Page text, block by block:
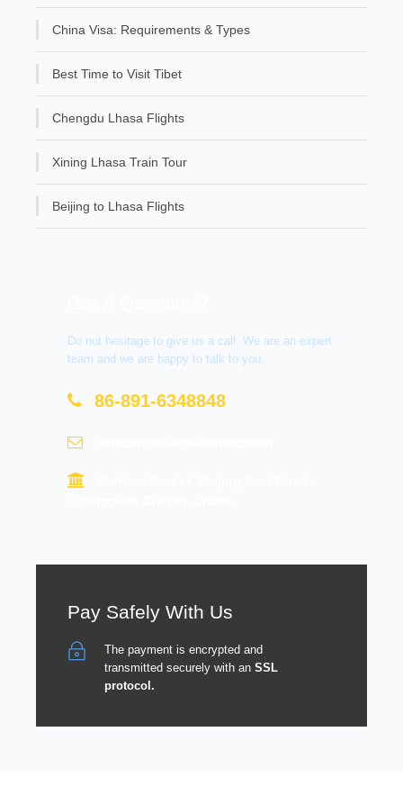
China Visa: Requirements & Types
Best Time to Visit Tibet
Chengdu Lhasa Flights
Xining Lhasa Train Tour
Beijing to Lhasa Flights
Do not hesitage to give us a call. We are an expert
team and we are happy to talk to you.
86-891-6348848
Pay Safely With Us
The payment is encrypted and
transmitted securely with an SSL
protocol.